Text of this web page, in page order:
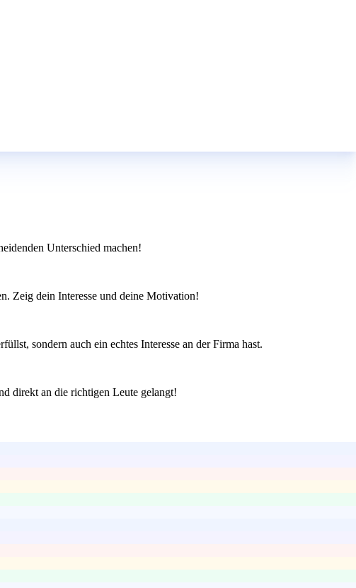
Unterschied machen!
Zeig dein Interesse und deine Motivation!
sondern auch ein echtes Interesse an der Firma hast.
direkt an die richtigen Leute gelangt!